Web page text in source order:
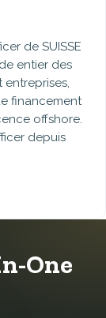
de SUISSE
entier des
financement
offshore.
depuis
One